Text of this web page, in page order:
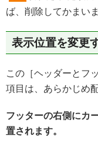
ば、削除してかまい
表示位置を変更
この［ヘッダーとフ
項目は、あらかじめ
フッターの右側にカ
置されます。